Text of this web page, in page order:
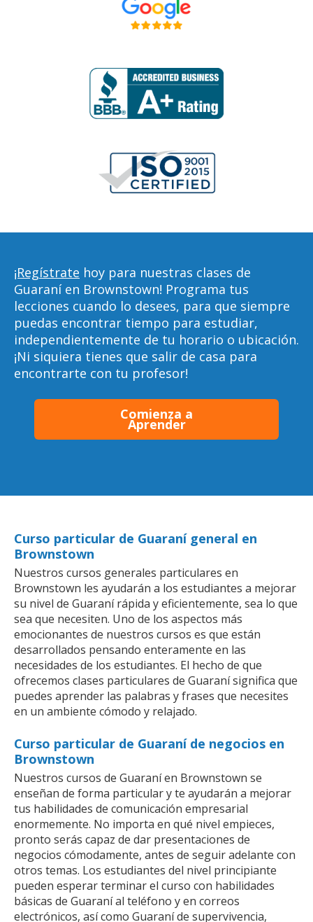
¡Regístrate hoy para nuestras clases de
Guaraní en Brownstown! Programa tus
lecciones cuando lo desees, para que siempre
puedas encontrar tiempo para estudiar,
independientemente de tu horario o ubicación.
¡Ni siquiera tienes que salir de casa para
encontrarte con tu profesor!
Comienza a
Aprender
Curso particular de Guaraní general en
Brownstown
Nuestros cursos generales particulares en
Brownstown les ayudarán a los estudiantes a mejorar
su nivel de Guaraní rápida y eficientemente, sea lo que
sea que necesiten. Uno de los aspectos más
emocionantes de nuestros cursos es que están
desarrollados pensando enteramente en las
necesidades de los estudiantes. El hecho de que
ofrecemos clases particulares de Guaraní significa que
puedes aprender las palabras y frases que necesites
en un ambiente cómodo y relajado.
Curso particular de Guaraní de negocios en
Brownstown
Nuestros cursos de Guaraní en Brownstown se
enseñan de forma particular y te ayudarán a mejorar
tus habilidades de comunicación empresarial
enormemente. No importa en qué nivel empieces,
pronto serás capaz de dar presentaciones de
negocios cómodamente, antes de seguir adelante con
otros temas. Los estudiantes del nivel principiante
pueden esperar terminar el curso con habilidades
básicas de Guaraní al teléfono y en correos
electrónicos, así como Guaraní de supervivencia,